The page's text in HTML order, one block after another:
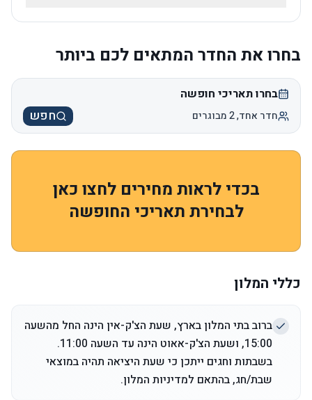
בחרו את החדר המתאים לכם ביותר
בחרו תאריכי חופשה
חדר אחד, 2 מבוגרים חפש
בכדי לראות מחירים לחצו כאן
לבחירת תאריכי החופשה
כללי המלון
ברוב בתי המלון בארץ, שעת הצ'ק-אין הינה החל מהשעה
15:00, ושעת הצ'ק-אאוט הינה עד השעה 11:00.
בשבתות וחגים ייתכן כי שעת היציאה תהיה במוצאי
שבת/חג, בהתאם למדיניות המלון.